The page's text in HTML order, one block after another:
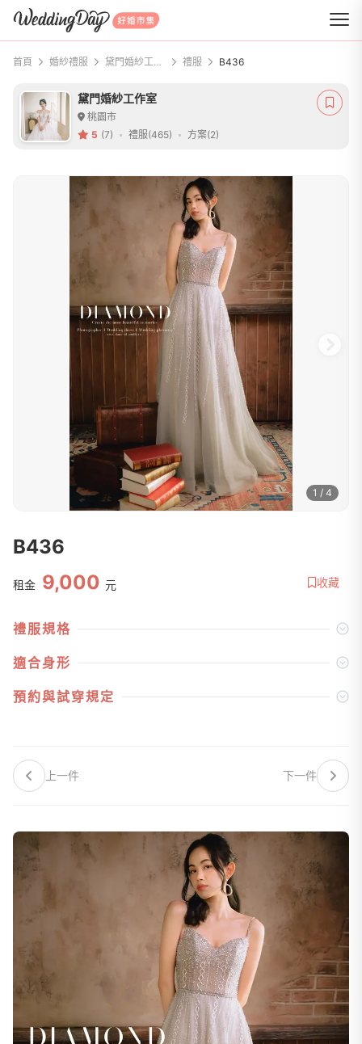
WeddingDay 好婚市集
首頁 婚紗禮服 黛門婚紗工作室 禮服 B436
黛門婚紗工作室
桃園市
5 (7) 禮服(465) 方案(2)
1 / 4
B436
租金 9,000 元 收藏
禮服規格
適合身形
預約與試穿規定
上一件 下一件